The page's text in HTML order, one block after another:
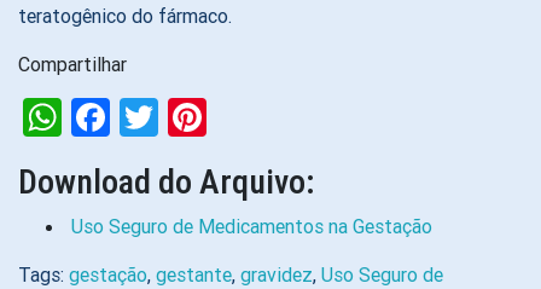
teratogênico do fármaco.
Compartilhar
WhatsApp
Facebook
Twitter
Download do Arquivo:
Uso Seguro de Medicamentos na Gestação
Tags: gestação, gestante, gravidez, Uso Seguro de